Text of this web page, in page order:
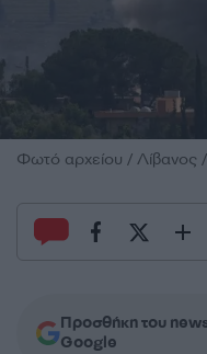
Φωτό αρχείου / Λίβανος
Προσθήκη του
Google